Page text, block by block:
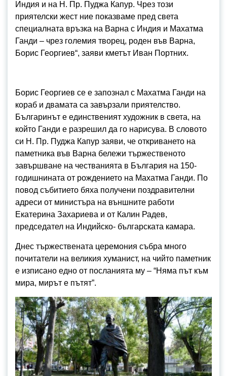
Индия и на Н. Пр. Пуджа Капур. Чрез този
приятелски жест ние показваме пред света
специалната връзка на Варна с Индия и Махатма
Ганди – чрез големия творец, роден във Варна,
Борис Георгиев“, заяви кметът Иван Портних.
Борис Георгиев се е запознал с Махатма Ганди на
кораб и двамата са завързали приятелство.
Българинът е единственият художник в света, на
който Ганди е разрешил да го нарисува. В словото
си Н. Пр. Пуджа Капур заяви, че откриването на
паметника във Варна бележи тържественото
завършване на честванията в България на 150-
годишнината от рождението на Махатма Ганди. По
повод събитието бяха получени поздравителни
адреси от министъра на външните работи
Екатерина Захариева и от Калин Радев,
председател на Индийско- българската камара.
Днес тържествената церемония събра много
почитатели на великия хуманист, на чийто паметник
е изписано едно от посланията му – “Няма път към
мира, мирът е пътят”.